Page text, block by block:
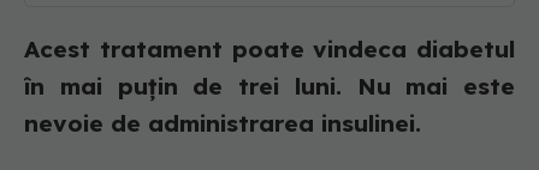
Acest tratament poate vindeca diabetul
în mai puțin de trei luni. Nu mai este
nevoie de administrarea insulinei.